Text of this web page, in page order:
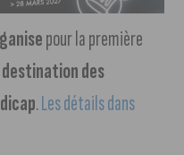
pour la première
des
.Les détails dans